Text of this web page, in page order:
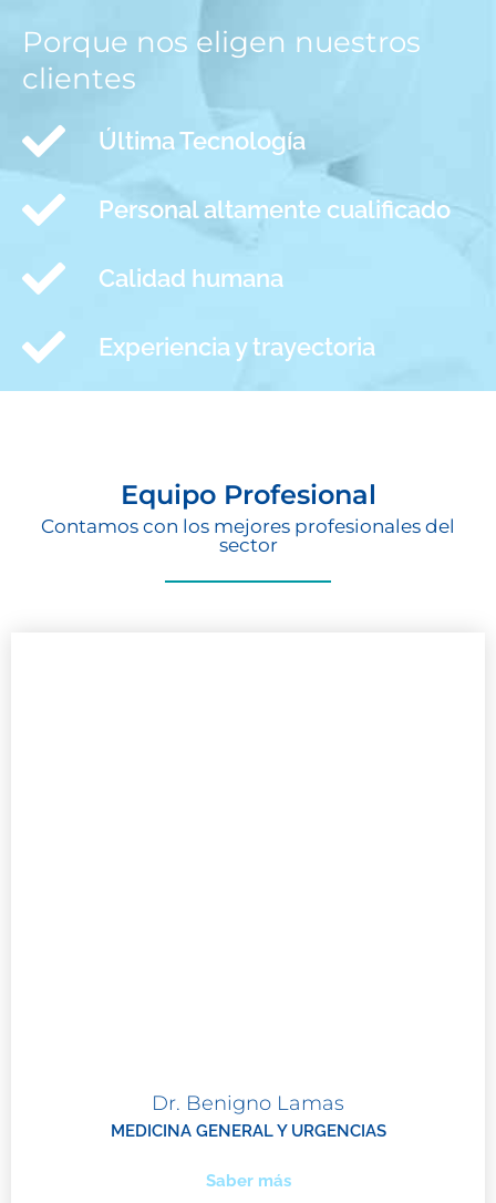
Porque nos eligen nuestros
clientes
Última Tecnología
Personal altamente cualificado
Calidad humana
Experiencia y trayectoria
Equipo Profesional
Contamos con los mejores profesionales del
sector
Dr. Benigno Lamas
MEDICINA GENERAL Y URGENCIAS
Saber más